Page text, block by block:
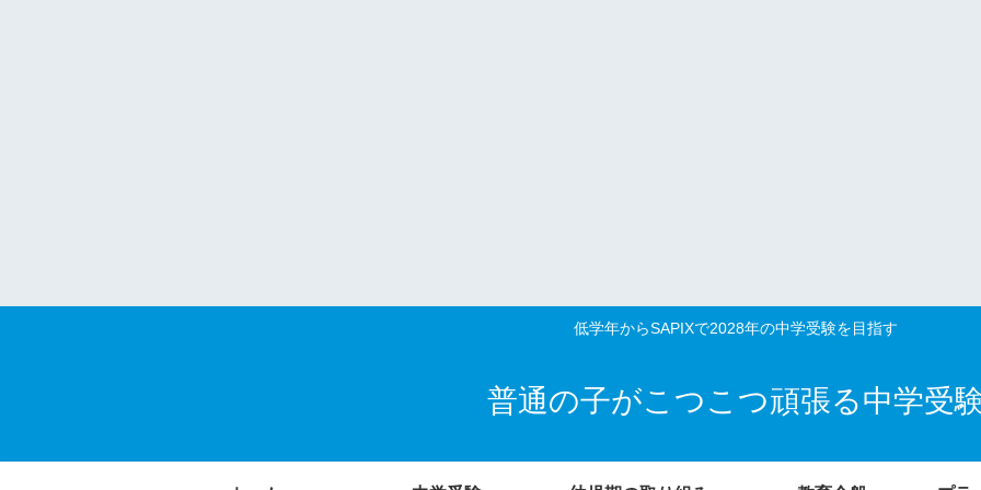
低学年からSAPIXで2028年の中学受験を目指す
普通の子がこつこつ頑張る中学受